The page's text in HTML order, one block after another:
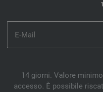
14 giorni. Valore
accesso. È possibile